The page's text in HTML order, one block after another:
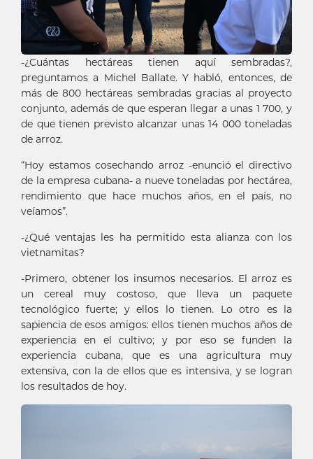
-¿Cuántas hectáreas tienen aquí sembradas?,
preguntamos a Michel Ballate. Y habló, entonces, de
más de 800 hectáreas sembradas gracias al proyecto
conjunto, además de que esperan llegar a unas 1 700, y
de que tienen previsto alcanzar unas 14 000 toneladas
de arroz.
“Hoy estamos cosechando arroz -enunció el directivo
de la empresa cubana- a nueve toneladas por hectárea,
rendimiento que hace muchos años, en el país, no
veíamos”.
-¿Qué ventajas les ha permitido esta alianza con los
vietnamitas?
-Primero, obtener los insumos necesarios. El arroz es
un cereal muy costoso, que lleva un paquete
tecnológico fuerte; y ellos lo tienen. Lo otro es la
sapiencia de esos amigos: ellos tienen muchos años de
experiencia en el cultivo; y por eso se funden la
experiencia cubana, que es una agricultura muy
extensiva, con la de ellos que es intensiva, y se logran
los resultados de hoy.